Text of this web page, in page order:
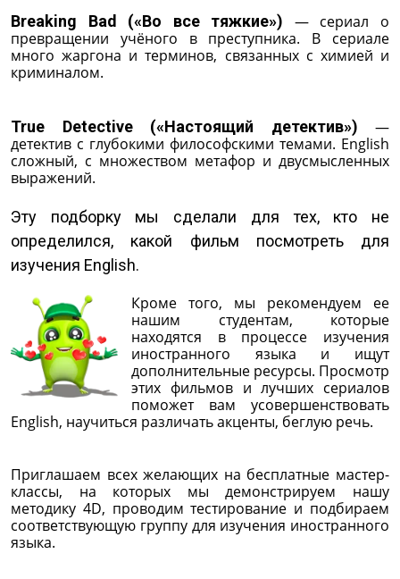
Breaking Bad («Во все тяжкие») — сериал о
превращении учёного в преступника. В сериале
много жаргона и терминов, связанных с химией и
криминалом.
True Detective («Настоящий детектив») —
детектив с глубокими философскими темами. English
сложный, с множеством метафор и двусмысленных
выражений.
Эту подборку мы сделали для тех, кто не
определился, какой фильм посмотреть для
изучения English.
Кроме того, мы рекомендуем ее
нашим студентам, которые
находятся в процессе изучения
иностранного языка и ищут
дополнительные ресурсы. Просмотр
этих фильмов и лучших сериалов
поможет вам усовершенствовать
English, научиться различать акценты, беглую речь.
Приглашаем всех желающих на бесплатные мастер-
классы, на которых мы демонстрируем нашу
методику 4D, проводим тестирование и подбираем
соответствующую группу для изучения иностранного
языка.